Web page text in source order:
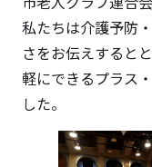
私たちは介護予防
さをお伝えすると
軽にできるプラス
した。